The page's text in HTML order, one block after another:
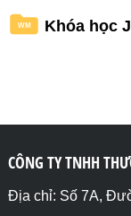
WM Khóa học
CÔNG TY TNHH
Địa chỉ: Số 7A,